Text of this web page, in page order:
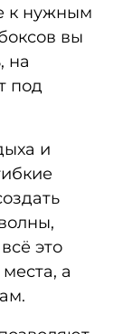
к нужным
вы
на
под
и
это
а